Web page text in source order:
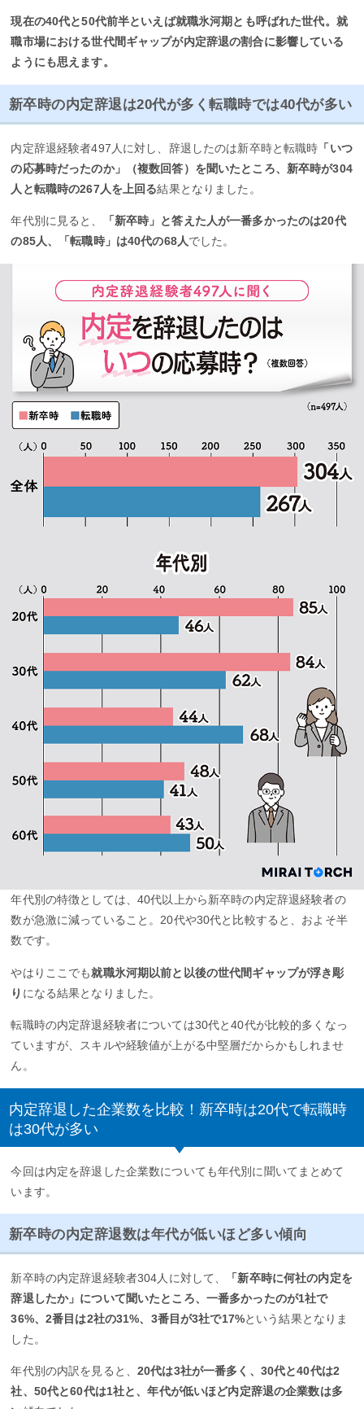
現在の40代と50代前半といえば就職氷河期とも呼ばれた世代。就
職市場における世代間ギャップが内定辞退の割合に影響している
ようにも思えます。
新卒時の内定辞退は20代が多く転職時では40代が多い
内定辞退経験者497人に対し、辞退したのは新卒時と転職時 「いつ
の応募時だったのか」（複数回答）を聞いたところ、新卒時が304
人と転職時の267人を上回る結果となりました。
年代別に見ると、
「新卒時」と答えた人が一番多かったのは20代
の85人、「転職時」は40代の68人でした。
年代別の特徴としては、40代以上から新卒時の内定辞退経験者の
数が急激に減っていること。20代や30代と比較すると、およそ半
数です。
やはりここでも就職氷河期以前と以後の世代間ギャップが浮き彫
り になる結果となりました。
転職時の内定辞退経験者については30代と40代が比較的多くなっ
ていますが、スキルや経験値が上がる中堅層だからかもしれませ
ん。
内定辞退した企業数を比較！新卒時は20代で転職時
は30代が多い
今回は内定を辞退した企業数についても年代別に聞いてまとめて
います。
新卒時の内定辞退数は年代が低いほど多い傾向
新卒時の内定辞退経験者304人に対して、
「新卒時に何社の内定を
辞退したか」について聞いたところ、一番多かったのが1社で
36%、2番目は2社の31%、3番目が3社で17%という結果となりま
した。
年代別の内訳を見ると、20代は3社が一番多く、30代と40代は2
社、50代と60代は1社と、年代が低いほど内定辞退の企業数は多